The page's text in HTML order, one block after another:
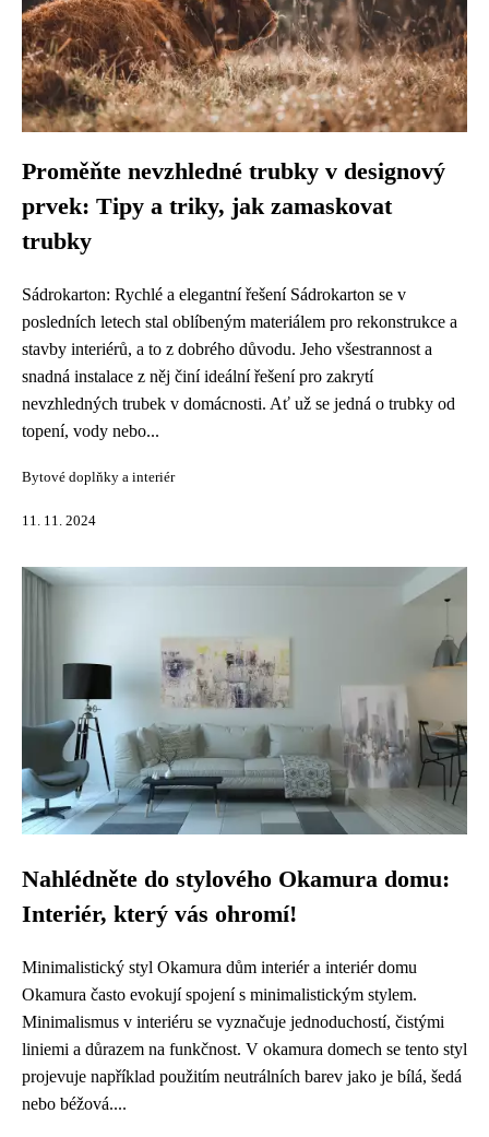
Proměňte nevzhledné trubky v designový
prvek: Tipy a triky, jak zamaskovat
trubky
Sádrokarton: Rychlé a elegantní řešení Sádrokarton se v
posledních letech stal oblíbeným materiálem pro rekonstrukce a
stavby interiérů, a to z dobrého důvodu. Jeho všestrannost a
snadná instalace z něj činí ideální řešení pro zakrytí
nevzhledných trubek v domácnosti. Ať už se jedná o trubky od
topení, vody nebo...
Bytové doplňky a interiér
11. 11. 2024
Nahlédněte do stylového Okamura domu:
Interiér, který vás ohromí!
Minimalistický styl Okamura dům interiér a interiér domu
Okamura často evokují spojení s minimalistickým stylem.
Minimalismus v interiéru se vyznačuje jednoduchostí, čistými
liniemi a důrazem na funkčnost. V okamura domech se tento styl
projevuje například použitím neutrálních barev jako je bílá, šedá
nebo béžová....